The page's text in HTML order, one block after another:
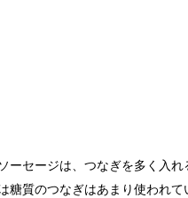
ーセージは、つなぎを多く入
糖質のつなぎはあまり使われて